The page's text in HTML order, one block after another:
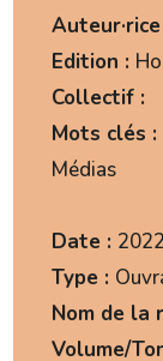
Edition :
Collectif :
Mots clés :
Médias
Date : 2022
Type :
Nom de la
Volume/